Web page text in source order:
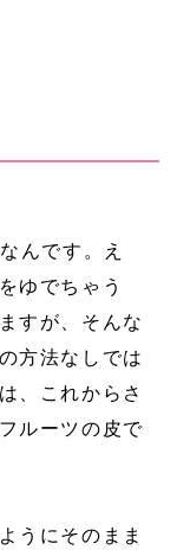
なんです。え
ゆでちゃう
すが、そんな
方法なしでは
、これからさ
ルーツの皮で
うにそのまま